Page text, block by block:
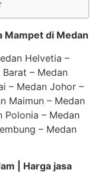
Mampet di Medan
Helvetia –
– Medan
– Medan Johor –
Maimun – Medan
Polonia – Medan
– Medan
| Harga jasa